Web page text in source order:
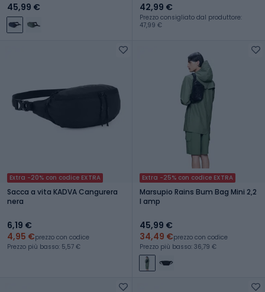
45,99 € 42,99 €
Prezzo consigliato dal produttore:
47,99 €
Extra -20% con codice EXTRA
Sacca a vita KADVA Cangurera
nera
6,19 €
4,95 €prezzo con codice
Prezzo più basso: 5,57 €
Extra -25% con codice EXTRA
Marsupio Rains Bum Bag Mini 2,2
l amp
45,99 €
34,49 €prezzo con codice
Prezzo più basso: 36,79 €